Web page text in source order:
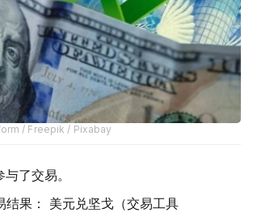
/ Freepik / Pixabay
了交易。
结果： 美元兑坚戈（交易工具